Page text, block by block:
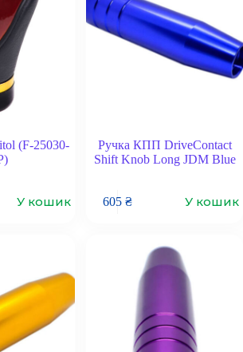
(F-25030-
У кошик
Ручка КПП DriveContact
Shift Knob Long JDM Blue
605 ₴ У кошик